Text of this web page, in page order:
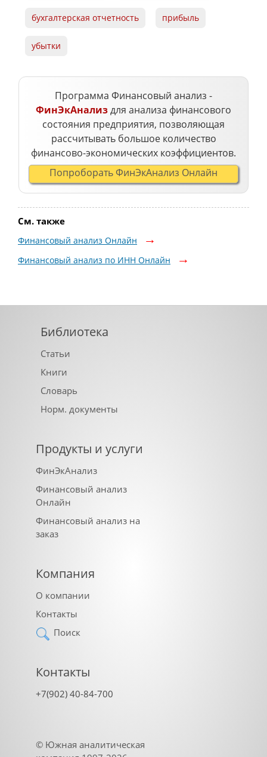
бухгалтерская отчетность прибыль
убытки
Программа Финансовый анализ -
ФинЭкАнализдля анализа финансового
состояния предприятия, позволяющая
рассчитывать большое количество
финансово-экономических коэффициентов.
Попроборать ФинЭкАнализ Онлайн
См. также
Финансовый анализ Онлайн
Финансовый анализ по ИНН Онлайн
Библиотека
Статьи
Книги
Словарь
Норм. документы
Продукты и услуги
ФинЭкАнализ
Финансовый анализ
Онлайн
Финансовый анализ на
заказ
Компания
О компании
Контакты
Поиск
Контакты
+7(902) 40-84-700
© Южная аналитическая